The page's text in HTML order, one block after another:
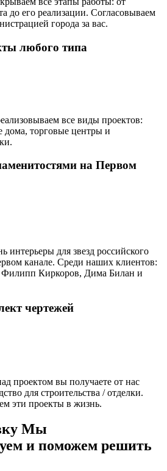
до его реализации. Согласовываем
города за вас.
любого типа
все виды проектов:
дома, торговые центры и
на Первом
интерьеры для звезд российского
канале. Среди наших клиентов:
Филипп Киркоров, Дима Билан и
чертежей
проектом вы получаете от нас
для строительства / отделки.
эти проекты в жизнь.
Мы
и поможем решить